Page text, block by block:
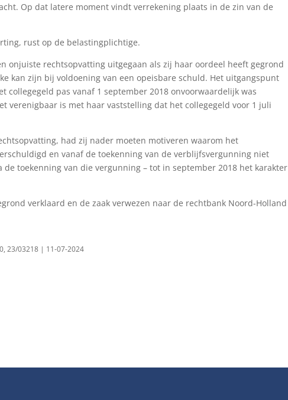
Op dat latere moment vindt verrekening plaats in de zin van de
rust op de belastingplichtige.
onjuiste rechtsopvatting uitgegaan als zij haar oordeel heeft gegrond
kan zijn bij voldoening van een opeisbare schuld. Het uitgangspunt
pas vanaf 1 september 2018 onvoorwaardelijk was
verenigbaar is met haar vaststelling dat het collegegeld voor 1 juli
had zij nader moeten motiveren waarom het
en vanaf de toekenning van de verblijfsvergunning niet
de toekenning van die vergunning – tot in september 2018 het karakter
verklaard en de zaak verwezen naar de rechtbank Noord-Holland
23/03218 | 11-07-2024